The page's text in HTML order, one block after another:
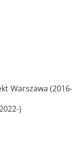
Warszawa (2016-
)